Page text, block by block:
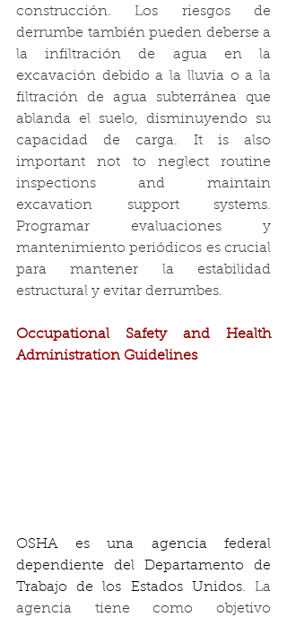
construcción. Los riesgos de
derrumbe también pueden deberse a
la infiltración de agua en la
excavación debido a la lluvia o a la
filtración de agua subterránea que
ablanda el suelo, disminuyendo su
capacidad de carga. It is also
important not to neglect routine
inspections and maintain
excavation support systems.
Programar evaluaciones y
mantenimiento periódicos es crucial
para mantener la estabilidad
estructural y evitar derrumbes.
Occupational Safety and Health
Administration Guidelines
OSHA es una agencia federal
dependiente del Departamento de
Trabajo de los Estados Unidos. La
agencia tiene como objetivo